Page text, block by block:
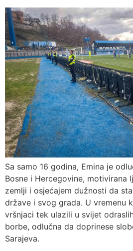
Sa samo 16 godina, Emina je
Bosne i Hercegovine, motivirana
zemlji i osjećajem dužnosti da
države i svog grada. U vremenu
vršnjaci tek ulazili u svijet
borbe, odlučna da doprinese
Sarajeva.